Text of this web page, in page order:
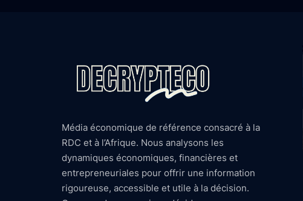
Média économique de référence consacré à la
RDC et à l’Afrique. Nous analysons les
dynamiques économiques, financières et
entrepreneuriales pour offrir une information
rigoureuse, accessible et utile à la décision.